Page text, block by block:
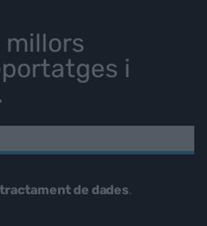
millors
i
tractament de dades